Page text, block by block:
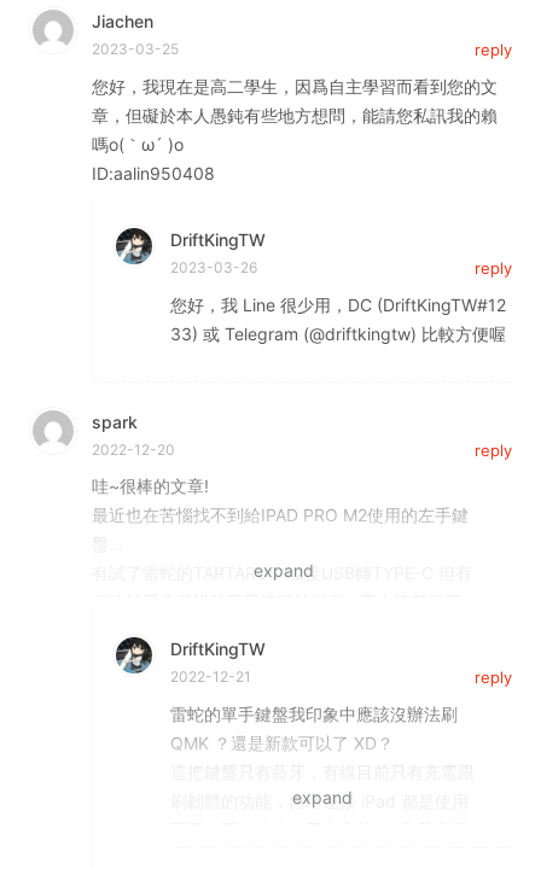
Jiachen
2023-03-25 reply
您好，我現在是高二學生，因爲自主學習而看到您的文
章，但礙於本人愚鈍有些地方想問，能請您私訊我的賴
嗎o(｀ω´ )o
ID:aalin950408
DriftKingTW
2023-03-26 reply
您好，我 Line 很少用，DC (DriftKingTW#12
33) 或 Telegram (@driftkingtw) 比較方便喔
spark
2022-12-20 reply
哇~很棒的文章!
最近也在苦惱找不到給IPAD PRO M2使用的左手鍵
盤…
有試了雷蛇的TARTARUS V2接USB轉TYPE-C 但有
因為都還沒有踹過很怕刷完沒辦法復原成原廠設
請問您連接IPAD都是使用藍芽連接嗎?會不會不穩
定?還是也能用USB來連結?
鍵盤使用，不知道您使用起來的體驗如何?想跟您多
DriftKingTW
2022-12-21 reply
雷蛇的單手鍵盤我印象中應該沒辦法刷
QMK ？還是新款可以了 XD？
這把鍵盤只有藍牙，有線目前只有充電跟
刷韌體的功能，自己連接 iPad 都是使用